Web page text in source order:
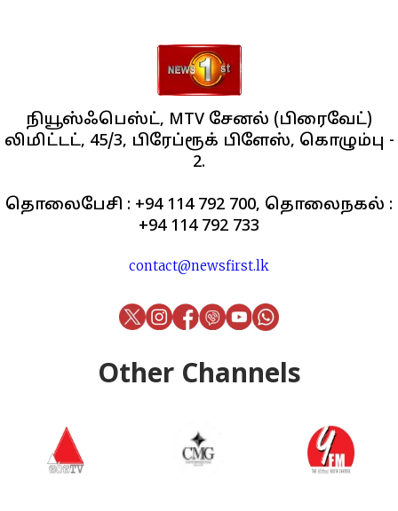
நியூஸ்ஃபெஸ்ட், MTV சேனல் (பிரைவேட்)
லிமிட்டட், 45/3, பிரேப்ரூக் பிளேஸ், கொழும்பு -
2.
தொலைபேசி : +94 114 792 700, தொலைநகல் :
+94 114 792 733
contact@newsfirst.lk
Other Channels